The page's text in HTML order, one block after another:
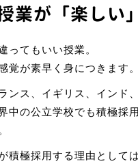
業が「楽しい」
ってもいい授業。
覚が素早く身につきます。
ンス、イギリス、インド
中の公立学校でも積極採
積極採用する理由として